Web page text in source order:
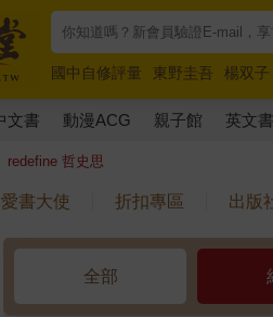
國中自修評量 東野圭吾 楊双子
唯紅花綻放
奧德賽 路邊攤新作
文書 動漫ACG 親子館 英文書
redefine 哲史思
愛書大使 折扣專區 出版
全部